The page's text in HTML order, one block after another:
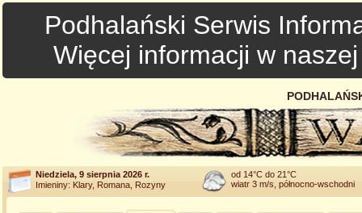
Podhalański Serwis
Więcej informacji w
Niedziela, 9 sierpnia 2026 r.
Imieniny: Klary, Romana, Rozyny
od 14°C do 21°C
wiatr 3 m/s, północno-wschodni